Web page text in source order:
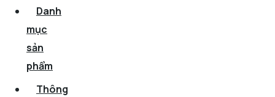
Danh
mục
sản
phẩm
Thông